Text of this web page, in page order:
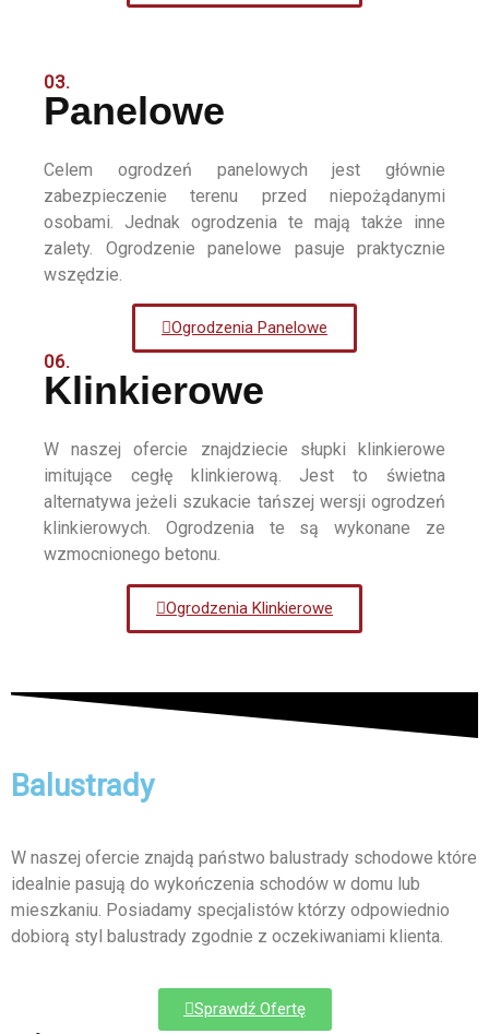
03.
Panelowe
Celem ogrodzeń panelowych jest głównie
zabezpieczenie terenu przed niepożądanymi
osobami. Jednak ogrodzenia te mają także inne
zalety. Ogrodzenie panelowe pasuje praktycznie
wszędzie.
Ogrodzenia Panelowe
06.
Klinkierowe
W naszej ofercie znajdziecie słupki klinkierowe
imitujące cegłę klinkierową. Jest to świetna
alternatywa jeżeli szukacie tańszej wersji ogrodzeń
klinkierowych. Ogrodzenia te są wykonane ze
wzmocnionego betonu.
Ogrodzenia Klinkierowe
Balustrady
W naszej ofercie znajdą państwo balustrady schodowe które
idealnie pasują do wykończenia schodów w domu lub
mieszkaniu. Posiadamy specjalistów którzy odpowiednio
dobiorą styl balustrady zgodnie z oczekiwaniami klienta.
Sprawdź Ofertę